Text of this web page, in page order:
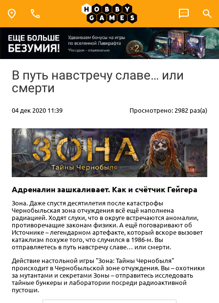
В путь навстречу славе… или
смерти
04 дек 2020 11:39 Просмотрено: 2982 раз(а)
Адреналин зашкаливает. Как и счётчик Гейгера
Зона. Даже спустя десятилетия после катастрофы
Чернобыльская зона отчуждения всё ещё наполнена
радиацией. Ходят слухи, что в округе встречаются аномалии,
противоречащие законам физики. А ещё поговаривают об
Источнике – легендарном артефакте, который вскоре вызовет
катаклизм похуже того, что случился в 1986-м. Вы
отправляетесь в путь навстречу славе… или смерти.
Действие настольной игры "Зона: Тайны Чернобыля"
происходит в Чернобыльской зоне отчуждения. Вы – охотники
за мутантами и секретами Зоны – отправитесь исследовать
тайные бункеры и лаборатории посреди радиоактивной
пустоши.